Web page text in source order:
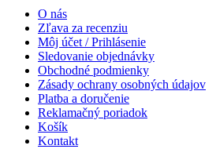
O nás
Zľava za recenziu
Môj účet / Prihlásenie
Sledovanie objednávky
Obchodné podmienky
Zásady ochrany osobných údajov
Platba a doručenie
Reklamačný poriadok
Košík
Kontakt